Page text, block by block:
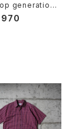
generation t